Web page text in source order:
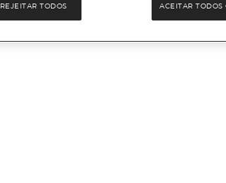
REJEITAR TODOS ACEITAR TODOS